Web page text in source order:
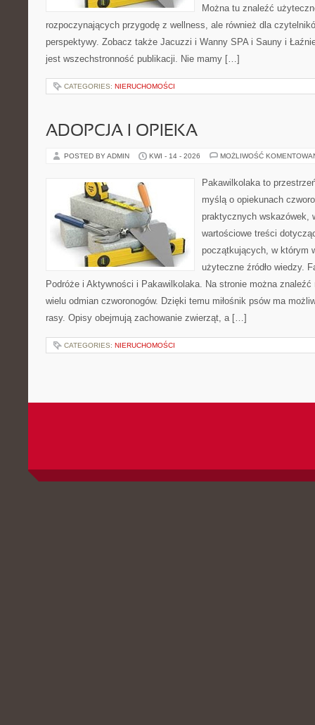
Można tu znaleźć
rozpoczynających przygodę z wellness, ale również dla
perspektywy. Zobacz także Jacuzzi i Wanny SPA i Sauny i
jest wszechstronność publikacji. Nie mamy […]
CATEGORIES: NIERUCHOMOŚCI
ADOPCJA I OPIEKA
POSTED BY ADMIN KWI - 14 - 2026 MOŻLIWOŚĆ
Pakawilkolaka to
myślą o opiekunach
praktycznych wskazówek,
wartościowe treści
początkujących, w którym
użyteczne źródło wiedzy.
Podróże i Aktywności i Pakawilkolaka. Na stronie można znaleźć
wielu odmian czworonogów. Dzięki temu miłośnik psów ma
rasy. Opisy obejmują zachowanie zwierząt, a […]
CATEGORIES: NIERUCHOMOŚCI